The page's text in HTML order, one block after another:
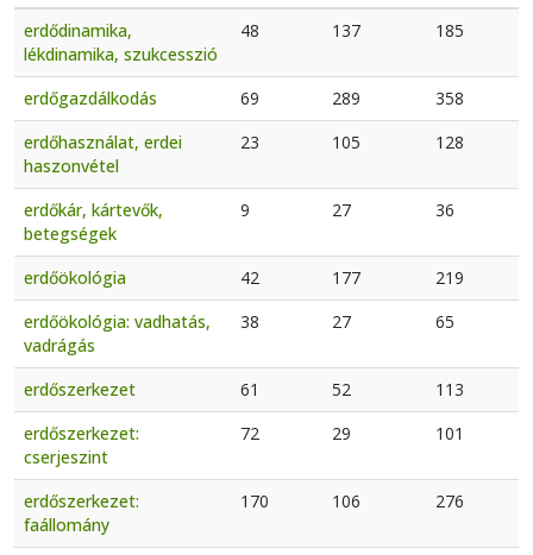
erdődinamika,
lékdinamika, szukcesszió
48 137 185
erdőgazdálkodás 69 289
358
erdőhasználat, erdei
haszonvétel
23 105 128
erdőkár, kártevők,
betegségek
9 27 36
erdőökológia 42 177
219
erdőökológia: vadhatás,
vadrágás
38 27 65
erdőszerkezet 61 52
113
erdőszerkezet:
cserjeszint
72 29 101
erdőszerkezet:
faállomány
170 106 276